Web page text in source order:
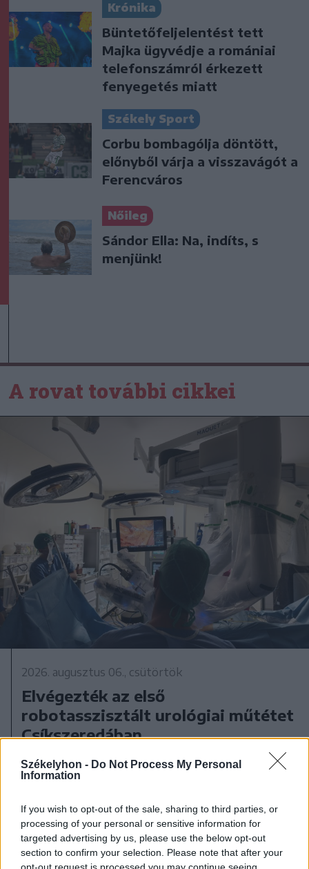
Székelyhon - Do Not Process My Personal
Information
If you wish to opt-out of the sale, sharing to third parties, or
processing of your personal or sensitive information for
targeted advertising by us, please use the below opt-out
section to confirm your selection. Please note that after your
opt-out request is processed you may continue seeing
Krónika
Büntetőfeljelentést tett
Majka ügyvédje a romániai
telefonszámról érkezett
fenyegetés miatt
Székely Sport
Corbu bombagólja döntött,
előnyből várja a visszavágót a
Ferencváros
Nőileg
Sándor Ella: Na, indíts, s
menjünk!
A rovat további cikkei
2026. augusztus 06., csütörtök
Elvégezték az első
robotasszisztált urológiai műtétet
Csíkszeredában